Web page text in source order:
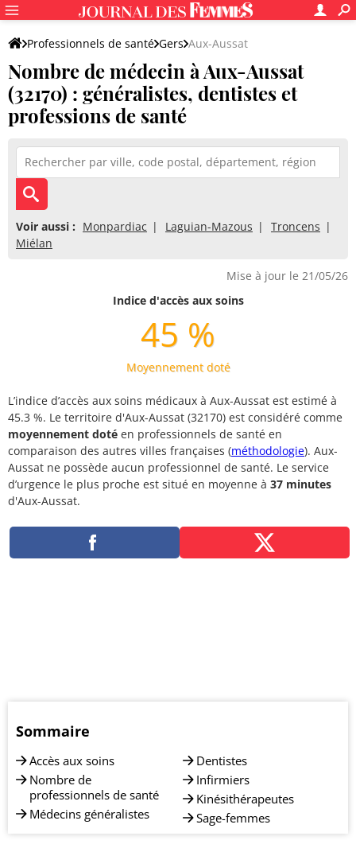
Professionnels de santé Gers Aux-Aussat
Nombre de médecin à Aux-Aussat
(32170) : généralistes, dentistes et
professions de santé
Voir aussi : Monpardiac Laguian-Mazous
Troncens
Miélan
Mise à jour le 21/05/26
Indice d'accès aux soins
45 %
Moyennement doté
L’indice d’accès aux soins médicaux à Aux-Aussat est estimé à
45.3 %. Le territoire d'Aux-Aussat (32170) est considéré comme
moyennement doté en professionnels de santé en
comparaison des autres villes françaises (méthodologie). Aux-
Aussat ne possède aucun professionnel de santé. Le service
d’urgence le plus proche est situé en moyenne à 37 minutes
d'Aux-Aussat.
Sommaire
Accès aux soins
Nombre de
professionnels de santé
Médecins généralistes
Dentistes
Infirmiers
Kinésithérapeutes
Sage-femmes